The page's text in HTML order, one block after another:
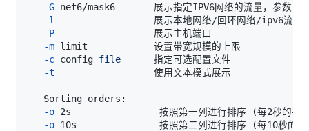
-G
-l
                  展示本地网络/回环网络/ipv6流量
-P
-m
-c config file
-t
-o 2s                按照第一列进行排序 (每2秒的平
-o 10s               按照第二列进行排序 (每10秒的